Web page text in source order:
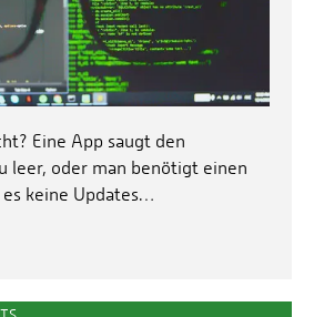
Eine App saugt den
leer, oder man benötigt einen
keine Updates…